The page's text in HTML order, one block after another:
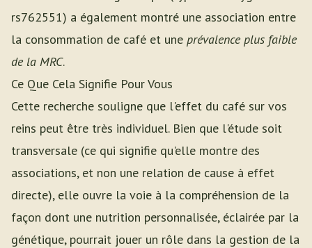
rs762551) a également montré une association entre
la consommation de café et une prévalence plus faible
de la MRC.
Ce Que Cela Signifie Pour Vous
Cette recherche souligne que l'effet du café sur vos
reins peut être très individuel. Bien que l'étude soit
transversale (ce qui signifie qu'elle montre des
associations, et non une relation de cause à effet
directe), elle ouvre la voie à la compréhension de la
façon dont une nutrition personnalisée, éclairée par la
génétique, pourrait jouer un rôle dans la gestion de la